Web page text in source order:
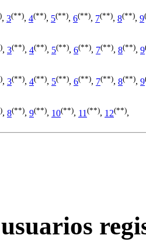
, 3(**), 4(**), 5(**), 6(**), 7(**), 8(**), 9
, 3(**), 4(**), 5(**), 6(**), 7(**), 8(**), 9
, 3(**), 4(**), 5(**), 6(**), 7(**), 8(**), 9
, 8(**), 9(**), 10(**), 11 (**), 12(**),